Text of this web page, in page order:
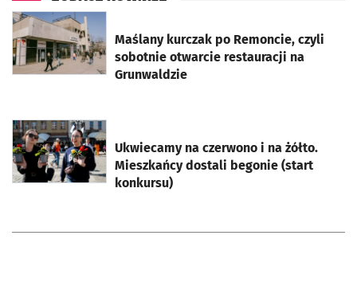
Maślany kurczak po Remoncie, czyli
sobotnie otwarcie restauracji na
Grunwaldzie
otworzy się w nowej karcie
Ukwiecamy na czerwono i na żółto.
Mieszkańcy dostali begonie (start
konkursu)
otworzy się w nowej karcie